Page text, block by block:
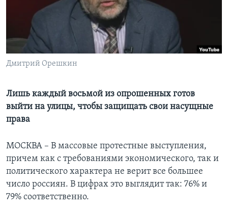
Learning English
СОЦИАЛЬНЫЕ СЕТИ
Языки
Дмитрий Орешкин
Лишь каждый восьмой из опрошенных готов
выйти на улицы, чтобы защищать свои насущные
права
МОСКВА – В массовые протестные выступления,
причем как с требованиями экономического, так и
политического характера не верит все большее
число россиян. В цифрах это выглядит так: 76% и
79% соответственно.